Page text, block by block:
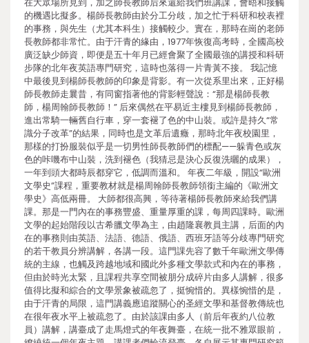
的機遇比擬多。楊師長教師由於分工分歧，加之忙于科研和校表裡
的事務，與先生（尤其本科生）接觸較少。實在，那時在崗的老師
長教師都非常忙。由于汗青的緣由，1977年恢復高考時，全國高校
廣泛缺少師資，即便是五十年月已經會聚了全國最強的講授和科研
步隊的北年夜英語專門研究，這時也落得一片青黃不接。 我記憶
中最後見到楊師長教師的印象是背影。有一次從系里出來，正好楊
師長教師走曩昔，有同窗指著他的背影輕聲說：“那是楊師長教
師，楊周翰師長教師！” 后來偶然在平易近主樓見到楊師長教師，
進出常騎一輛舊自行車，穿一套褪了色的中山裝。或許是持久“常
識分子改革”的結果，同時也是文革后遺癥，那時北年夜校園里，
那樣的打扮服裝似乎是一切男性師長教師們的標配——躲青色或灰
色的咔嘰布中山裝，洗到褪色（我猜忌是決心反復洗曬的成果），
一年到頭大都時辰都穿它，低調而溫和。 年夜二年級，開設“歐洲
文學史”課程，重要教材就是楊周翰師長教師領銜主編的《歐洲文
學史》高低兩冊。 大師都很高興，等待著楊師長教師來給我們講
課。那是一門內在的事務豐盛、重量厚重的課，每周四課時。歐洲
文學的起始階段以古希臘文學為主，由趙隆襄教員主講，后面的內
在的事務則由英語、法語、德語、俄語、西班牙語等分歧專門研究
的若干教員分辨講解，各講一段。這門課先容了數千年歐洲文學傳
統的主線，也觸及跨越地域和國此外多種文學款式和內在的事務，
但由於時光太緊，且課程共享空間被朋分成碎片由多人講解，很多
值得比擬和綜合的文學景象被疏忽了，挺惋惜的。異樣惋惜的是，
由于汗青的局限，這門講義應追蹤關心的圣經文學和基督教傳統也
在很年夜水平上被疏忽了。由於該課由多人（前后年夜約八位教
員）講解，講臺成了走馬燈式的年夜舞臺，在統一批不雅眾眼前，